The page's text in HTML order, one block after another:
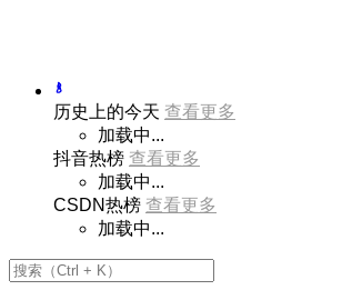
历史上的今天 查看更多
加载中...
抖音热榜 查看更多
加载中...
CSDN热榜 查看更多
加载中...